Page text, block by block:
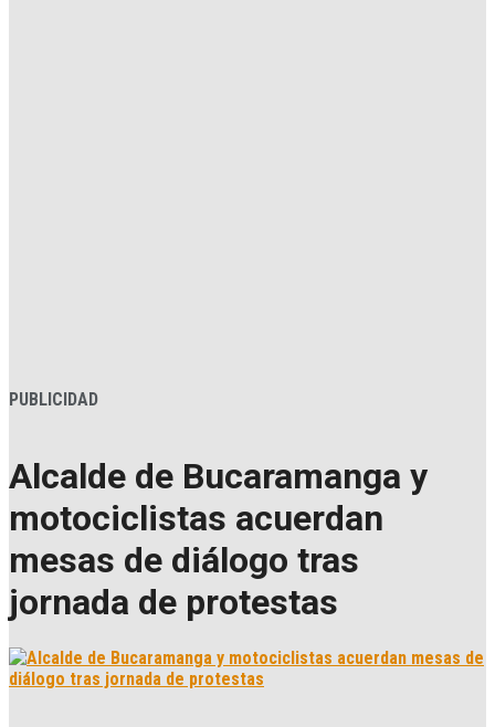
PUBLICIDAD
Alcalde de Bucaramanga y
motociclistas acuerdan
mesas de diálogo tras
jornada de protestas